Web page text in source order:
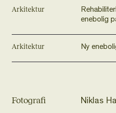
Arkitektur
enebolig
Arkitektur Ny
Fotografi Niklas